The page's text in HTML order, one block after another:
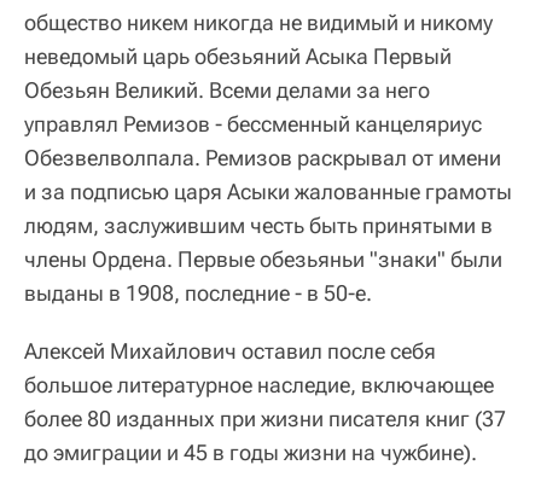
общество никем никогда не видимый и никому
неведомый царь обезьяний Асыка Первый
Обезьян Великий. Всеми делами за него
управлял Ремизов - бессменный канцеляриус
Обезвелволпала. Ремизов раскрывал от имени
и за подписью царя Асыки жалованные грамоты
людям, заслужившим честь быть принятыми в
члены Ордена. Первые обезьяньи "знаки" были
выданы в 1908, последние - в 50-е.
Алексей Михайлович оставил после себя
большое литературное наследие, включающее
более 80 изданных при жизни писателя книг (37
до эмиграции и 45 в годы жизни на чужбине).